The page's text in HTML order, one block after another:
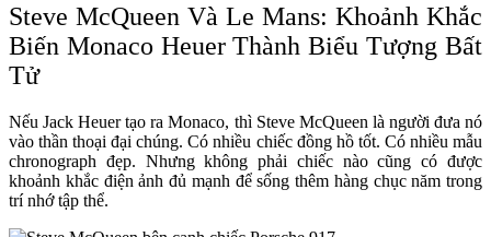
Steve McQueen Và Le Mans: Khoảnh Khắc
Biến Monaco Heuer Thành Biểu Tượng Bất
Tử
Nếu Jack Heuer tạo ra Monaco, thì Steve McQueen là người đưa nó
vào thần thoại đại chúng. Có nhiều chiếc đồng hồ tốt. Có nhiều mẫu
chronograph đẹp. Nhưng không phải chiếc nào cũng có được
khoảnh khắc điện ảnh đủ mạnh để sống thêm hàng chục năm trong
trí nhớ tập thể.